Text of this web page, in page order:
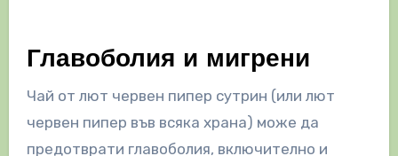
Главоболия и мигрени
Чай от лют червен пипер сутрин (или лют
червен пипер във всяка храна) може да
предотврати главоболия, включително и